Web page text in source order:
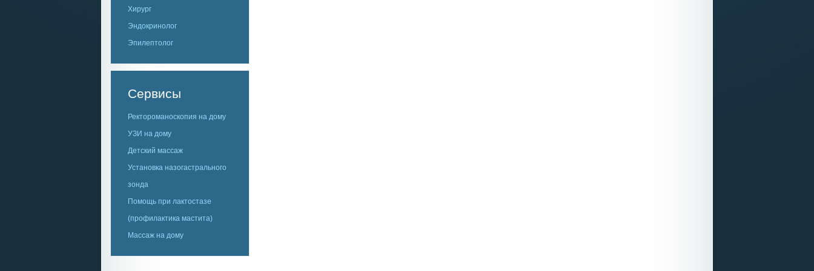
Хирург
Эндокринолог
Эпилептолог
Сервисы
Ректороманоскопия на дому
УЗИ на дому
Детский массаж
Установка назогастрального
зонда
Помощь при лактостазе
(профилактика мастита)
Массаж на дому